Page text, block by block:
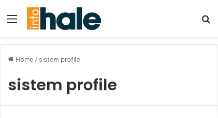
Menu
Home / sistem profile
sistem profile